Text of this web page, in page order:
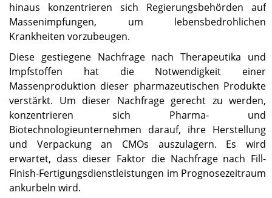
hinaus konzentrieren sich Regierungsbehörden auf
Massenimpfungen, um lebensbedrohlichen
Krankheiten vorzubeugen.
Diese gestiegene Nachfrage nach Therapeutika und
Impfstoffen hat die Notwendigkeit einer
Massenproduktion dieser pharmazeutischen Produkte
verstärkt. Um dieser Nachfrage gerecht zu werden,
konzentrieren sich Pharma- und
Biotechnologieunternehmen darauf, ihre Herstellung
und Verpackung an CMOs auszulagern. Es wird
erwartet, dass dieser Faktor die Nachfrage nach Fill-
Finish-Fertigungsdienstleistungen im Prognosezeitraum
ankurbeln wird.